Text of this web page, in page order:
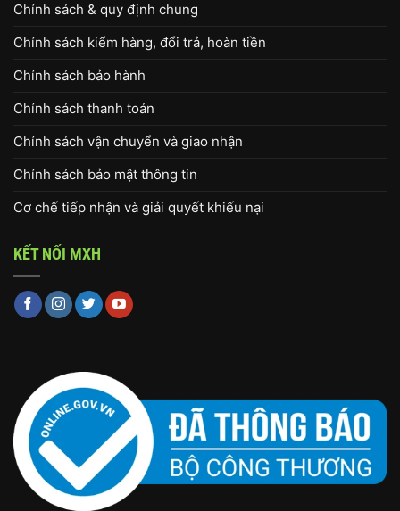
Chính sách & quy định chung
Chính sách kiểm hàng, đổi trả, hoàn tiền
Chính sách bảo hành
Chính sách thanh toán
Chính sách vận chuyển và giao nhận
Chính sách bảo mật thông tin
Cơ chế tiếp nhận và giải quyết khiếu nại
KẾT NỐI MXH